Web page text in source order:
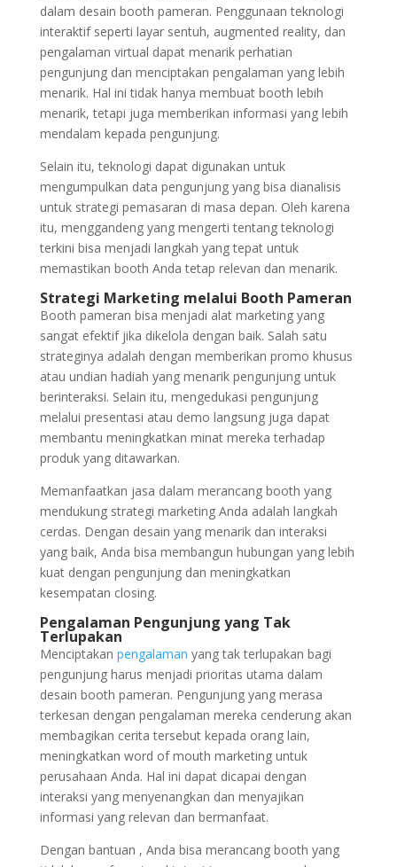
dalam desain booth pameran. Penggunaan teknologi
interaktif seperti layar sentuh, augmented reality, dan
pengalaman virtual dapat menarik perhatian
pengunjung dan menciptakan pengalaman yang lebih
menarik. Hal ini tidak hanya membuat booth lebih
menarik, tetapi juga memberikan informasi yang lebih
mendalam kepada pengunjung.
Selain itu, teknologi dapat digunakan untuk
mengumpulkan data pengunjung yang bisa dianalisis
untuk strategi pemasaran di masa depan. Oleh karena
itu, menggandeng yang mengerti tentang teknologi
terkini bisa menjadi langkah yang tepat untuk
memastikan booth Anda tetap relevan dan menarik.
Strategi Marketing melalui Booth Pameran
Booth pameran bisa menjadi alat marketing yang
sangat efektif jika dikelola dengan baik. Salah satu
strateginya adalah dengan memberikan promo khusus
atau undian hadiah yang menarik pengunjung untuk
berinteraksi. Selain itu, mengedukasi pengunjung
melalui presentasi atau demo langsung juga dapat
membantu meningkatkan minat mereka terhadap
produk yang ditawarkan.
Memanfaatkan jasa dalam merancang booth yang
mendukung strategi marketing Anda adalah langkah
cerdas. Dengan desain yang menarik dan interaksi
yang baik, Anda bisa membangun hubungan yang lebih
kuat dengan pengunjung dan meningkatkan
kesempatan closing.
Pengalaman Pengunjung yang Tak
Terlupakan
Menciptakan pengalaman yang tak terlupakan bagi
pengunjung harus menjadi prioritas utama dalam
desain booth pameran. Pengunjung yang merasa
terkesan dengan pengalaman mereka cenderung akan
membagikan cerita tersebut kepada orang lain,
meningkatkan word of mouth marketing untuk
perusahaan Anda. Hal ini dapat dicapai dengan
interaksi yang menyenangkan dan menyajikan
informasi yang relevan dan bermanfaat.
Dengan bantuan , Anda bisa merancang booth yang